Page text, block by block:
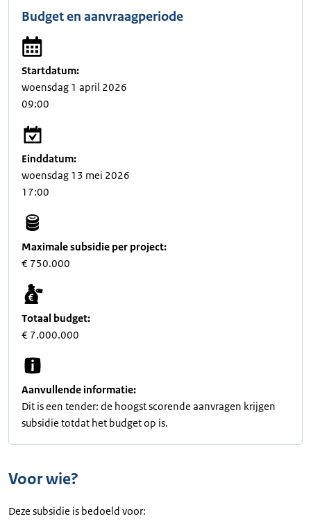
Budget en aanvraagperiode
Startdatum:
woensdag 1 april 2026
09:00
Einddatum:
woensdag 13 mei 2026
17:00
Maximale subsidie per project:
€ 750.000
Totaal budget:
€ 7.000.000
Aanvullende informatie:
Dit is een tender: de hoogst scorende aanvragen krijgen
subsidie totdat het budget op is.
Voor wie?
Deze subsidie is bedoeld voor: